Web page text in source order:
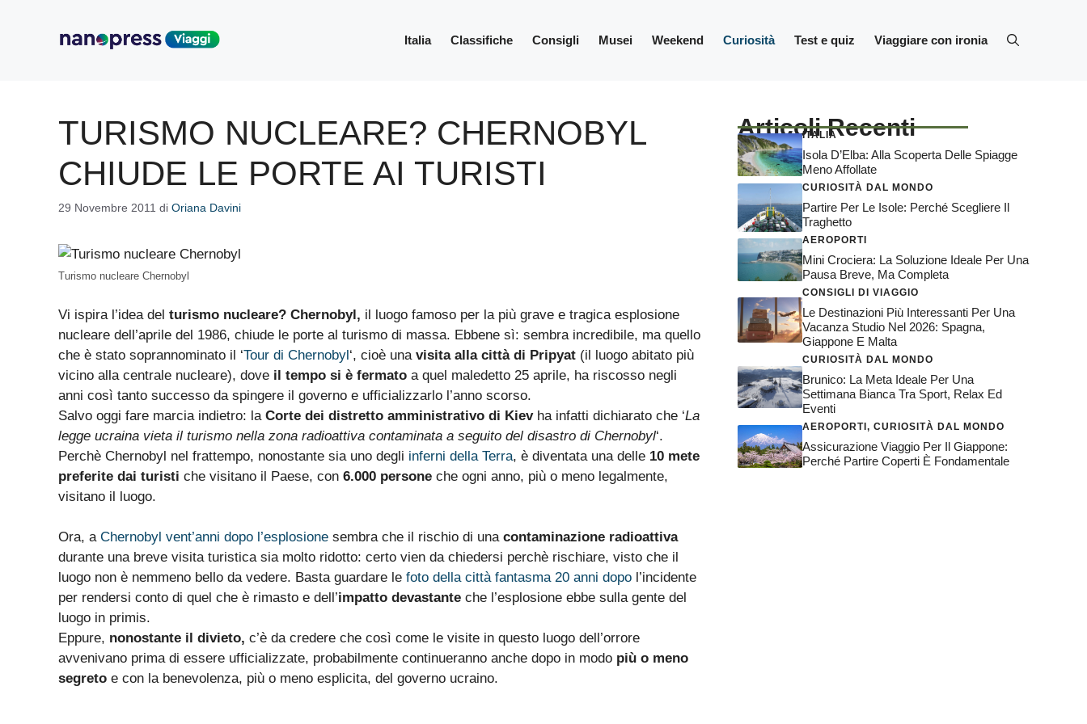
Italia Classifiche Consigli Musei Weekend Curiosità Test e quiz Viaggiare con ironia
TURISMO NUCLEARE? CHERNOBYL
CHIUDE LE PORTE AI TURISTI
29 Novembre 2011 di Oriana Davini
Turismo nucleare Chernobyl
Vi ispira l’idea del turismo nucleare? Chernobyl, il luogo famoso per la più grave e tragica esplosione
nucleare dell’aprile del 1986, chiude le porte al turismo di massa. Ebbene sì: sembra incredibile, ma quello
che è stato soprannominato il ‘Tour di Chernobyl‘, cioè una visita alla città di Pripyat (il luogo abitato più
vicino alla centrale nucleare), dove il tempo si è fermato a quel maledetto 25 aprile, ha riscosso negli
anni così tanto successo da spingere il governo e ufficializzarlo l’anno scorso.
Salvo oggi fare marcia indietro: la Corte dei distretto amministrativo di Kievha infatti dichiarato che ‘La
legge ucraina vieta il turismo nella zona radioattiva contaminata a seguito del disastro di Chernobyl‘.
Perchè Chernobyl nel frattempo, nonostante sia uno degli inferni della Terra, è diventata una delle 10 mete
preferite dai turisti che visitano il Paese, con 6.000 persone che ogni anno, più o meno legalmente,
visitano il luogo.
Ora, a Chernobyl vent’anni dopo l’esplosione sembra che il rischio di una contaminazione radioattiva
durante una breve visita turistica sia molto ridotto: certo vien da chiedersi perchè rischiare, visto che il
luogo non è nemmeno bello da vedere. Basta guardare le foto della città fantasma 20 anni dopo l’incidente
per rendersi conto di quel che è rimasto e dell’impatto devastante che l’esplosione ebbe sulla gente del
luogo in primis.
Eppure, nonostante il divieto, c’è da credere che così come le visite in questo luogo dell’orrore
avvenivano prima di essere ufficializzate, probabilmente continueranno anche dopo in modo più o meno
segreto e con la benevolenza, più o meno esplicita, del governo ucraino.
Articoli Recenti
ITALIA
Isola D’Elba: Alla Scoperta Delle Spiagge
Meno Affollate
CURIOSITÀ DAL MONDO
Partire Per Le Isole: Perché Scegliere Il
Traghetto
AEROPORTI
Mini Crociera: La Soluzione Ideale Per Una
Pausa Breve, Ma Completa
CONSIGLI DI VIAGGIO
Le Destinazioni Più Interessanti Per Una
Vacanza Studio Nel 2026: Spagna,
Giappone E Malta
CURIOSITÀ DAL MONDO
Brunico: La Meta Ideale Per Una
Settimana Bianca Tra Sport, Relax Ed
Eventi
AEROPORTI , CURIOSITÀ DAL MONDO
Assicurazione Viaggio Per Il Giappone:
Perché Partire Coperti È Fondamentale